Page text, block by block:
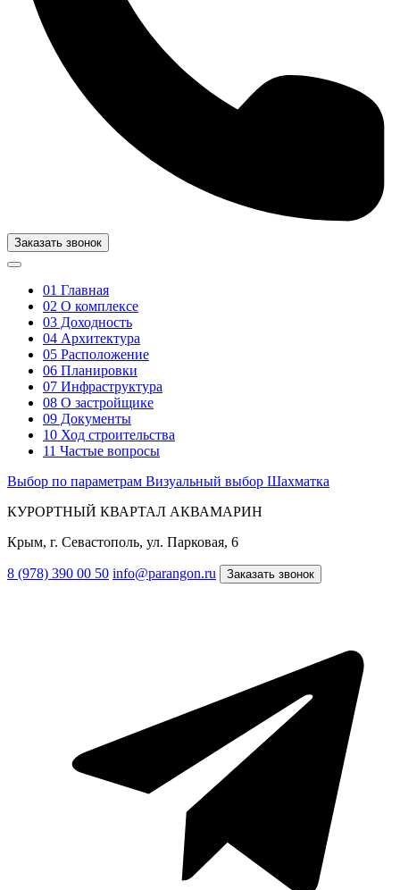
Заказать звонок
01 Главная
02 О комплексе
03 Доходность
04 Архитектура
05 Расположение
06 Планировки
07 Инфраструктура
08 О застройщике
09 Документы
10 Ход строительства
11 Частые вопросы
Выбор по параметрам Визуальный выбор Шахматка
КУРОРТНЫЙ КВАРТАЛ АКВАМАРИН
Крым, г. Севастополь, ул. Парковая, 6
8 (978) 390 00 50 info@parangon.ru Заказать звонок